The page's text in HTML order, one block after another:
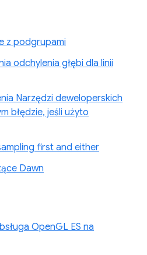
z podgrupami
odchylenia głębi dla linii
Narzędzi deweloperskich
błędzie, jeśli użyto
first and either
Dawn
OpenGL ES na